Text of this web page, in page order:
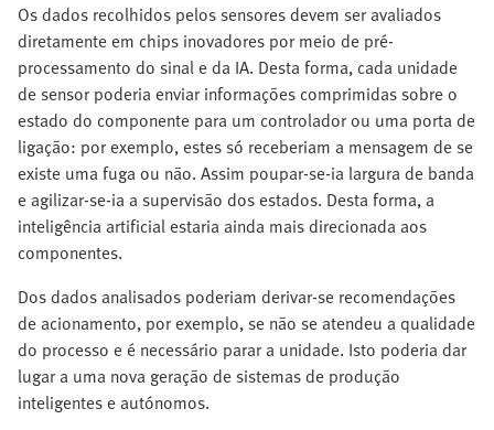
Os dados recolhidos pelos sensores devem ser avaliados
diretamente em chips inovadores por meio de pré-
processamento do sinal e da IA. Desta forma, cada unidade
de sensor poderia enviar informações comprimidas sobre o
estado do componente para um controlador ou uma porta de
ligação: por exemplo, estes só receberiam a mensagem de se
existe uma fuga ou não. Assim poupar-se-ia largura de banda
e agilizar-se-ia a supervisão dos estados. Desta forma, a
inteligência artificial estaria ainda mais direcionada aos
componentes.
Dos dados analisados poderiam derivar-se recomendações
de acionamento, por exemplo, se não se atendeu a qualidade
do processo e é necessário parar a unidade. Isto poderia dar
lugar a uma nova geração de sistemas de produção
inteligentes e autónomos.